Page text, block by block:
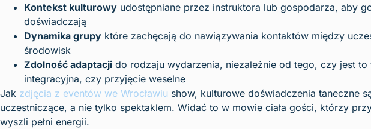
Kontekst kulturowy udostępniane przez instruktora lub gospodarza, aby
doświadczają
Dynamika grupy które zachęcają do nawiązywania kontaktów między
środowisk
Zdolność adaptacji do rodzaju wydarzenia, niezależnie od tego, czy jest to
integracyjna, czy przyjęcie weselne
Jak zdjęcia z eventów we Wrocławiu show, kulturowe doświadczenia taneczne
uczestniczące, a nie tylko spektaklem. Widać to w mowie ciała gości, którzy
wyszli pełni energii.